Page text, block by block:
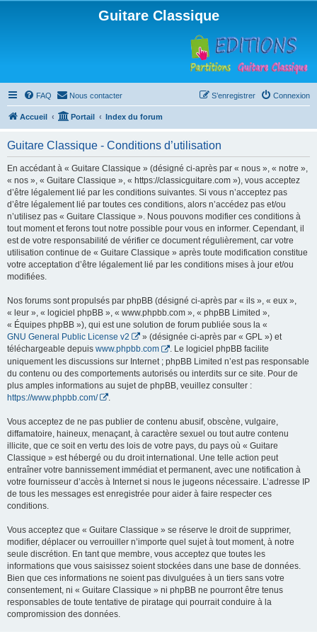
Guitare Classique
FAQ Nous contacter Connexion
S’enregistrer
Accueil Portail Index du forum
Guitare Classique - Conditions d’utilisation
En accédant à « Guitare Classique » (désigné ci-après par « nous », « notre »,
« nos », « Guitare Classique », « https://classicguitare.com »), vous acceptez
d’être légalement lié par les conditions suivantes. Si vous n’acceptez pas
d’être légalement lié par toutes ces conditions, alors n’accédez pas et/ou
n’utilisez pas « Guitare Classique ». Nous pouvons modifier ces conditions à
tout moment et ferons tout notre possible pour vous en informer. Cependant, il
est de votre responsabilité de vérifier ce document régulièrement, car votre
utilisation continue de « Guitare Classique » après toute modification constitue
votre acceptation d’être légalement lié par les conditions mises à jour et/ou
modifiées.
Nos forums sont propulsés par phpBB (désigné ci-après par « ils », « eux »,
« leur », « logiciel phpBB », « www.phpbb.com », « phpBB Limited »,
« Équipes phpBB »), qui est une solution de forum publiée sous la «
GNU General Public License v2
» (désignée ci-après par « GPL ») et
téléchargeable depuis www.phpbb.com
. Le logiciel phpBB facilite
uniquement les discussions sur Internet ; phpBB Limited n’est pas responsable
du contenu ou des comportements autorisés ou interdits sur ce site. Pour de
plus amples informations au sujet de phpBB, veuillez consulter :
https://www.phpbb.com/
Vous acceptez de ne pas publier de contenu abusif, obscène, vulgaire,
diffamatoire, haineux, menaçant, à caractère sexuel ou tout autre contenu
illicite, que ce soit en vertu des lois de votre pays, du pays où « Guitare
Classique » est hébergé ou du droit international. Une telle action peut
entraîner votre bannissement immédiat et permanent, avec une notification à
votre fournisseur d’accès à Internet si nous le jugeons nécessaire. L’adresse IP
de tous les messages est enregistrée pour aider à faire respecter ces
conditions.
Vous acceptez que « Guitare Classique » se réserve le droit de supprimer,
modifier, déplacer ou verrouiller n’importe quel sujet à tout moment, à notre
seule discrétion. En tant que membre, vous acceptez que toutes les
informations que vous saisissez soient stockées dans une base de données.
Bien que ces informations ne soient pas divulguées à un tiers sans votre
consentement, ni « Guitare Classique » ni phpBB ne pourront être tenus
responsables de toute tentative de piratage qui pourrait conduire à la
compromission des données.